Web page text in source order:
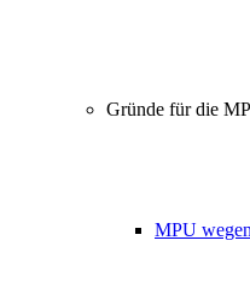
Gründe für die
MPU